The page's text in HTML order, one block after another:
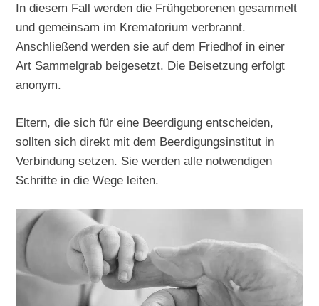
In diesem Fall werden die Frühgeborenen gesammelt
und gemeinsam im Krematorium verbrannt.
Anschließend werden sie auf dem Friedhof in einer
Art Sammelgrab beigesetzt. Die Beisetzung erfolgt
anonym.
Eltern, die sich für eine Beerdigung entscheiden,
sollten sich direkt mit dem Beerdigungsinstitut in
Verbindung setzen. Sie werden alle notwendigen
Schritte in die Wege leiten.